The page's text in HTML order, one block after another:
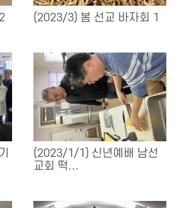
(2023/3) 봄 선교 바자회 1
(2023/1/1) 신년예배 남선
교회 떡...